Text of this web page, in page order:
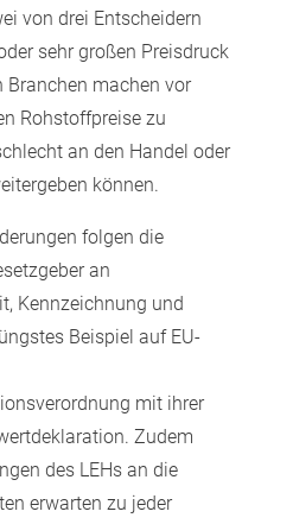
von drei Entscheidern
sehr großen Preisdruck
Branchen machen vor
Rohstoffpreise zu
an den Handel oder
können.
folgen die
an
Kennzeichnung und
Beispiel auf EU-
mit ihrer
Zudem
des LEHs an die
erwarten zu jeder